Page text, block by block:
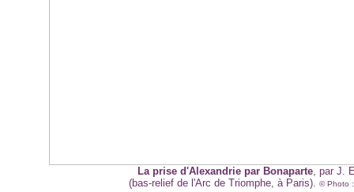
La prise d'Alexandrie par Bonaparte , par J.
(bas-relief de l'Arc de Triomphe, à Paris).
© Photo